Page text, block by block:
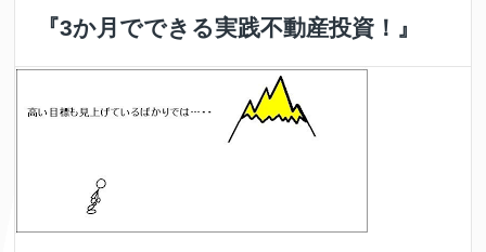
『3か月でできる実践不動産投資！』